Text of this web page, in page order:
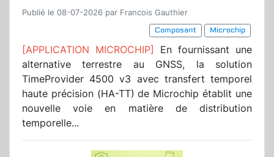
Publié le 08-07-2026 par Francois Gauthier
Composant
Microchip
[APPLICATION MICROCHIP] En fournissant une
alternative terrestre au GNSS, la solution
TimeProvider 4500 v3 avec transfert temporel
haute précision (HA-TT) de Microchip établit une
nouvelle voie en matière de distribution
temporelle...